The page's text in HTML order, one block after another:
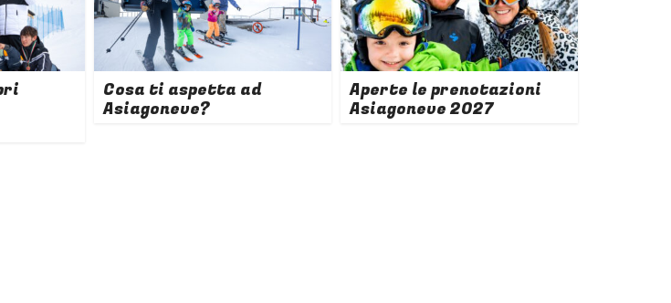
Cosa ti aspetta ad
Asiagoneve?
Aperte le prenotazioni
Asiagoneve 2027